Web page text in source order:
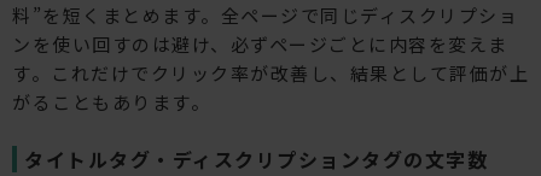
料”を短くまとめます。全ページで同じディスクリプショ
ンを使い回すのは避け、必ずページごとに内容を変えま
す。これだけでクリック率が改善し、結果として評価が上
がることもあります。
タイトルタグ・ディスクリプションタグの文字数